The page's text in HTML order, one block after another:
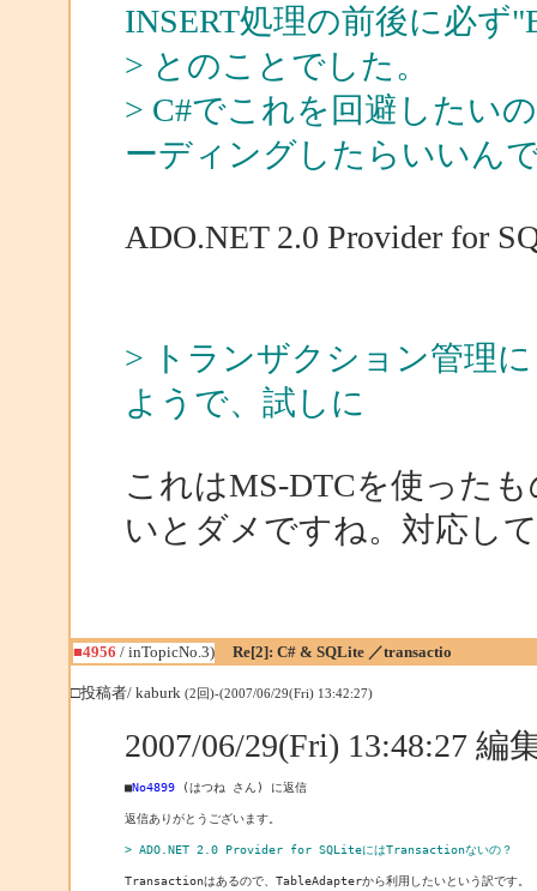
INSERT処理の前後に必ず
> とのことでした。
> C#でこれを回避したい
ーディングしたらいいん
ADO.NET 2.0 Provider for
> トランザクション管理に
ようで、試しに
これはMS-DTCを使った
いとダメですね。対応し
■4956 / inTopicNo.3) Re[2]: C# & SQLite ／transactio
□投稿者/ kaburk (2回)-(2007/06/29(Fri) 13:42:27)
2007/06/29(Fri) 13:48:27 編
■No4899 (はつね さん) に返信
返信ありがとうございます。
> ADO.NET 2.0 Provider for SQLiteにはTransactionないの？
Transactionはあるので、TableAdapterから利用したいという訳です。